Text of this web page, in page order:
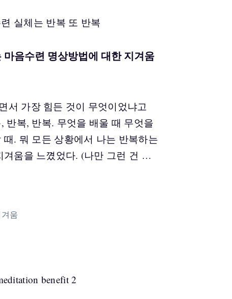
음수련 명상방법에 대한 지겨움
서 가장 힘든 것이 무엇이었냐고
반복, 반복. 무엇을 배울 때 무엇을
. 뭐 모든 상황에서 나는 반복하는
겨움을 느꼈었다. (나만 그런 건 …
움